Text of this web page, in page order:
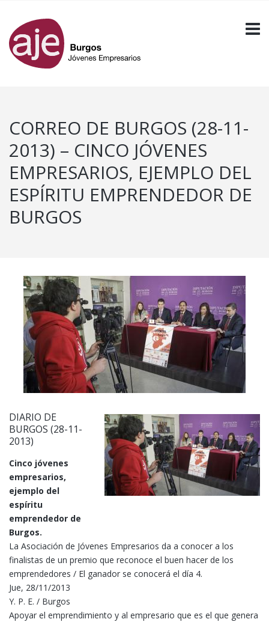
CORREO DE BURGOS (28-11-
2013) – CINCO JÓVENES
EMPRESARIOS, EJEMPLO DEL
ESPÍRITU EMPRENDEDOR DE
BURGOS
DIARIO DE
BURGOS (28-11-
2013)
Cinco jóvenes
empresarios,
ejemplo del
espíritu
emprendedor de
Burgos.
La Asociación de Jóvenes Empresarios da a conocer a los
finalistas de un premio que reconoce el buen hacer de los
emprendedores / El ganador se conocerá el día 4.
Jue, 28/11/2013
Y. P. E. / Burgos
Apoyar el emprendimiento y al empresario que es el que genera